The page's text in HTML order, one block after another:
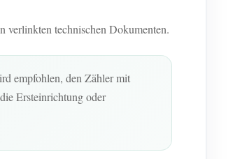
technischen Dokumenten.
empfohlen, den Zähler mit
Ersteinrichtung oder